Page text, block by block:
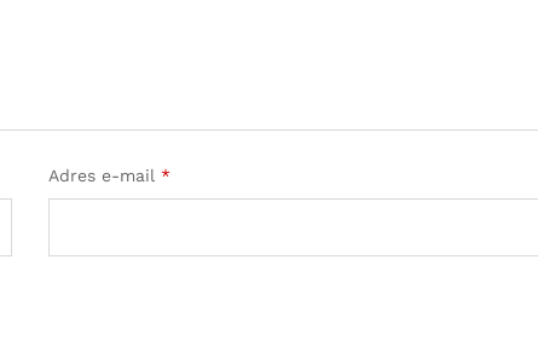
Adres e-mail *